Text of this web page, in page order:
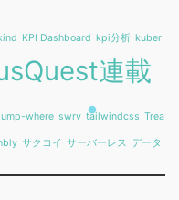
KPI Dashboard kpi分析 kuber
連載
where swrv tailwindcss Trea
サクコイ サーバーレス データ